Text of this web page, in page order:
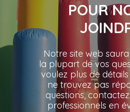
POUR
Notre site web
la plupart de vos
voulez plus de
ne trouvez pas
questions,
professionnels en